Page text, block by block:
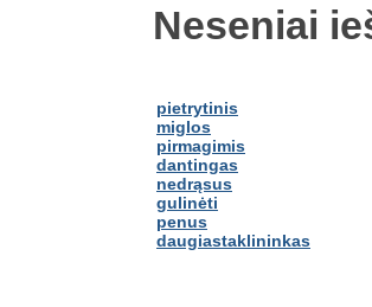
Neseniai
pietrytinis
miglos
pirmagimis
dantingas
nedrąsus
gulinėti
penus
daugiastaklininkas